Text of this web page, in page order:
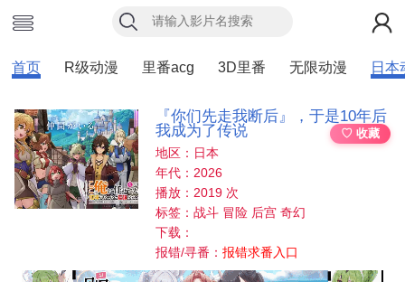
首页 R级动漫 里番acg 3D里番 无限动漫 日本
『你们先走我断后』，于是10年后
我成为了传说
♡ 收藏
地区：日本
年代：2026
播放：2019 次
标签：战斗 冒险 后宫 奇幻
下载：
报错/寻番：报错求番入口